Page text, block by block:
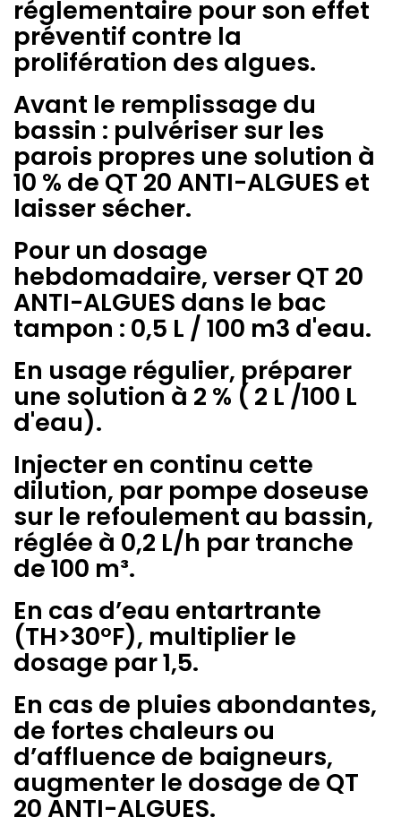
réglementaire pour son effet
préventif contre la
prolifération des algues.
Avant le remplissage du
bassin : pulvériser sur les
parois propres une solution à
10 % de QT 20 ANTI-ALGUES et
laisser sécher.
Pour un dosage
hebdomadaire, verser QT 20
ANTI-ALGUES dans le bac
tampon : 0,5 L / 100 m3 d'eau.
En usage régulier, préparer
une solution à 2 % ( 2 L /100 L
d'eau).
Injecter en continu cette
dilution, par pompe doseuse
sur le refoulement au bassin,
réglée à 0,2 L/h par tranche
de 100 m³.
En cas d’eau entartrante
(TH>30°F), multiplier le
dosage par 1,5.
En cas de pluies abondantes,
de fortes chaleurs ou
d’affluence de baigneurs,
augmenter le dosage de QT
20 ANTI-ALGUES.